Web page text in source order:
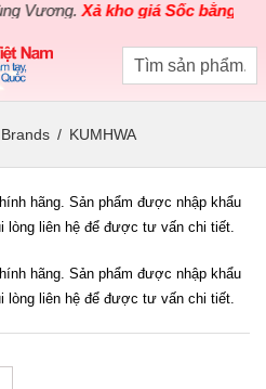
Vương.Xả kho giá Sốc bằng giá
Brands / KUMHWA
hãng. Sản phẩm được nhập khẩu
lòng liên hệ để được tư vấn chi tiết.
hãng. Sản phẩm được nhập khẩu
lòng liên hệ để được tư vấn chi tiết.